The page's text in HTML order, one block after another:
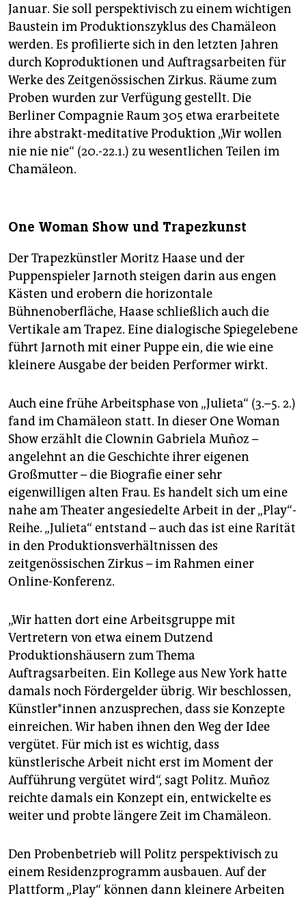
Januar. Sie soll perspektivisch zu einem wichtigen
Baustein im Produktionszyklus des Chamäleon
werden. Es profilierte sich in den letzten Jahren
durch Koproduktionen und Auftragsarbeiten für
Werke des Zeitgenössischen Zirkus. Räume zum
Proben wurden zur Verfügung gestellt. Die
Berliner Compagnie Raum 305 etwa erarbeitete
ihre abstrakt-meditative Produktion „Wir wollen
nie nie nie“ (20.-22.1.) zu wesentlichen Teilen im
Chamäleon.
One Woman Show und Trapezkunst
Der Trapezkünstler Moritz Haase und der
Puppenspieler Jarnoth steigen darin aus engen
Kästen und erobern die horizontale
Bühnenoberfläche, Haase schließlich auch die
Vertikale am Trapez. Eine dialogische Spiegelebene
führt Jarnoth mit einer Puppe ein, die wie eine
kleinere Ausgabe der beiden Performer wirkt.
Auch eine frühe Arbeitsphase von „Julieta“ (3.–5. 2.)
fand im Chamäleon statt. In dieser One Woman
Show erzählt die Clownin Gabriela Muñoz –
angelehnt an die Geschichte ihrer eigenen
Großmutter – die Biografie einer sehr
eigenwilligen alten Frau. Es handelt sich um eine
nahe am Theater angesiedelte Arbeit in der „Play“-
Reihe. „Julieta“ entstand – auch das ist eine Rarität
in den Produktionsverhältnissen des
zeitgenössischen Zirkus – im Rahmen einer
Online-Konferenz.
„Wir hatten dort eine Arbeitsgruppe mit
Vertretern von etwa einem Dutzend
Produktionshäusern zum Thema
Auftragsarbeiten. Ein Kollege aus New York hatte
damals noch Fördergelder übrig. Wir beschlossen,
Künst­le­r*in­nen anzusprechen, dass sie Konzepte
einreichen. Wir haben ihnen den Weg der Idee
vergütet. Für mich ist es wichtig, dass
künstlerische Arbeit nicht erst im Moment der
Aufführung vergütet wird“, sagt Politz. Muñoz
reichte damals ein Konzept ein, entwickelte es
weiter und probte längere Zeit im Chamäleon.
Den Probenbetrieb will Politz perspektivisch zu
einem Residenzprogramm ausbauen. Auf der
Plattform „Play“ können dann kleinere Arbeiten